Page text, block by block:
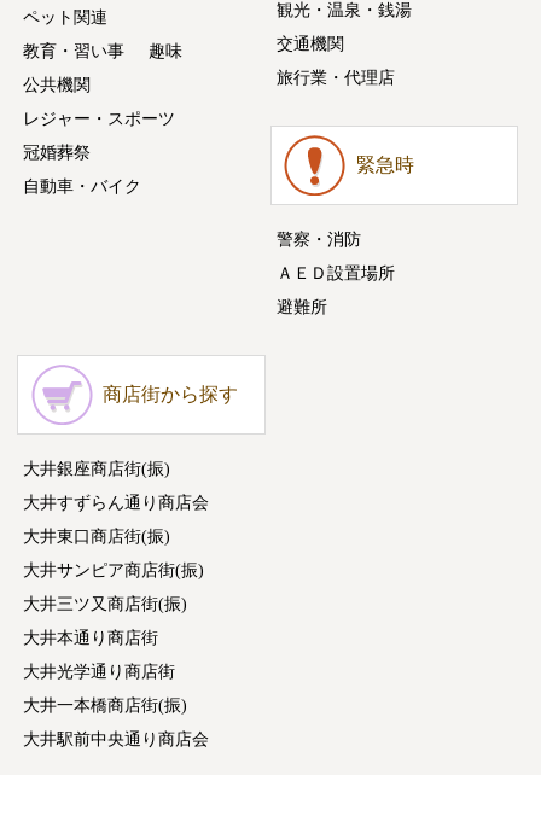
ペット関連
教育・習い事
趣味
公共機関
レジャー・スポーツ
冠婚葬祭
自動車・バイク
観光・温泉・銭湯
交通機関
旅行業・代理店
緊急時
警察・消防
ＡＥＤ設置場所
避難所
商店街から探す
大井銀座商店街(振)
大井すずらん通り商店会
大井東口商店街(振)
大井サンピア商店街(振)
大井三ツ又商店街(振)
大井本通り商店街
大井光学通り商店街
大井一本橋商店街(振)
大井駅前中央通り商店会